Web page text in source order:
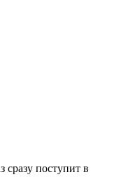
сразу поступит в